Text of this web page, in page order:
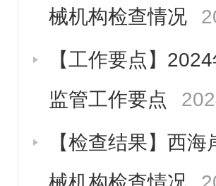
械机构检查情况
【工作要点】
监管工作要点
【检查结果】西